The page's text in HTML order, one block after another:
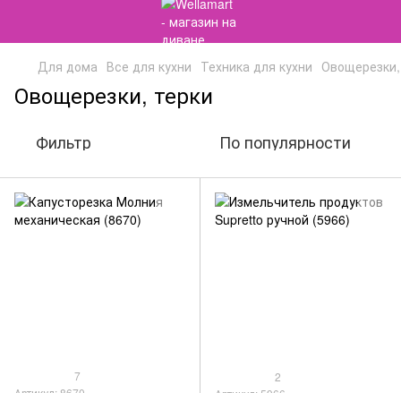
Для дома Все для кухни Техника для кухни
Овощерезки, терки
Фильтр По популярности
7
2